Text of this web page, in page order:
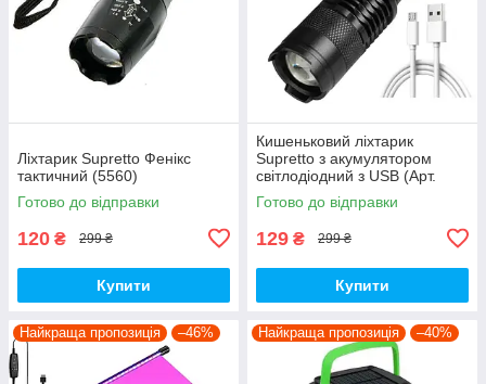
Ліхтарик Supretto Фенікс
тактичний (5560)
Готово до відправки
120 ₴ 299 ₴
Купити
Кишеньковий ліхтарик
Supretto з акумулятором
світлодіодний з USB (Арт.
7794)
Готово до відправки
129 ₴ 299 ₴
Купити
Найкраща пропозиція –46% Найкраща пропозиція –40%